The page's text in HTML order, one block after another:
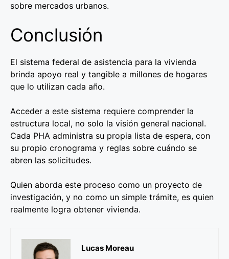
sobre mercados urbanos.
Conclusión
El sistema federal de asistencia para la vivienda
brinda apoyo real y tangible a millones de hogares
que lo utilizan cada año.
Acceder a este sistema requiere comprender la
estructura local, no solo la visión general nacional.
Cada PHA administra su propia lista de espera, con
su propio cronograma y reglas sobre cuándo se
abren las solicitudes.
Quien aborda este proceso como un proyecto de
investigación, y no como un simple trámite, es quien
realmente logra obtener vivienda.
Lucas Moreau